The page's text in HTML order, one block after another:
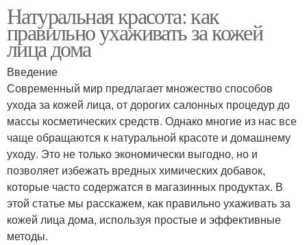
Натуральная красота: как
правильно ухаживать за кожей
лица дома
Введение
Современный мир предлагает множество способов
ухода за кожей лица, от дорогих салонных процедур до
массы косметических средств. Однако многие из нас все
чаще обращаются к натуральной красоте и домашнему
уходу. Это не только экономически выгодно, но и
позволяет избежать вредных химических добавок,
которые часто содержатся в магазинных продуктах. В
этой статье мы расскажем, как правильно ухаживать за
кожей лица дома, используя простые и эффективные
методы.